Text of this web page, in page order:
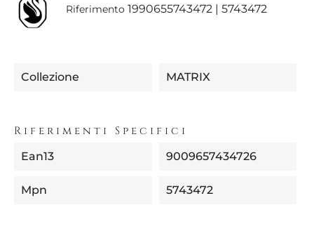
Riferimento 1990655743472 | 5743472
Collezione MATRIX
Riferimenti Specifici
Ean13 9009657434726
Mpn 5743472